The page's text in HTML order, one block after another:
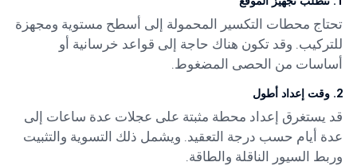
تحتاج محطات التكسير المحمولة إلى أسطح مستوية ومجهزة
للتركيب. وقد تكون هناك حاجة إلى قواعد خرسانية أو
أساسات من الحصى المضغوط.
2. وقت إعداد أطول
قد يستغرق إعداد محطة مثبتة على عجلات عدة ساعات إلى
عدة أيام حسب درجة التعقيد. ويشمل ذلك التسوية والتثبيت
وربط السيور الناقلة والطاقة.